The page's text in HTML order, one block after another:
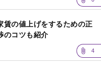
賃の値上げをするための正
のコツも紹介
4